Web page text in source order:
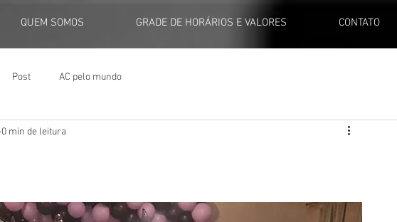
QUEM SOMOS GRADE DE HORÁRIOS E VALORES CONTATO
Post AC pelo mundo
0 min de leitura